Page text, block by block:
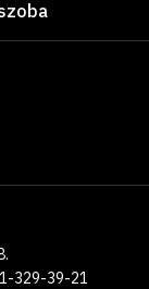
329-39-21